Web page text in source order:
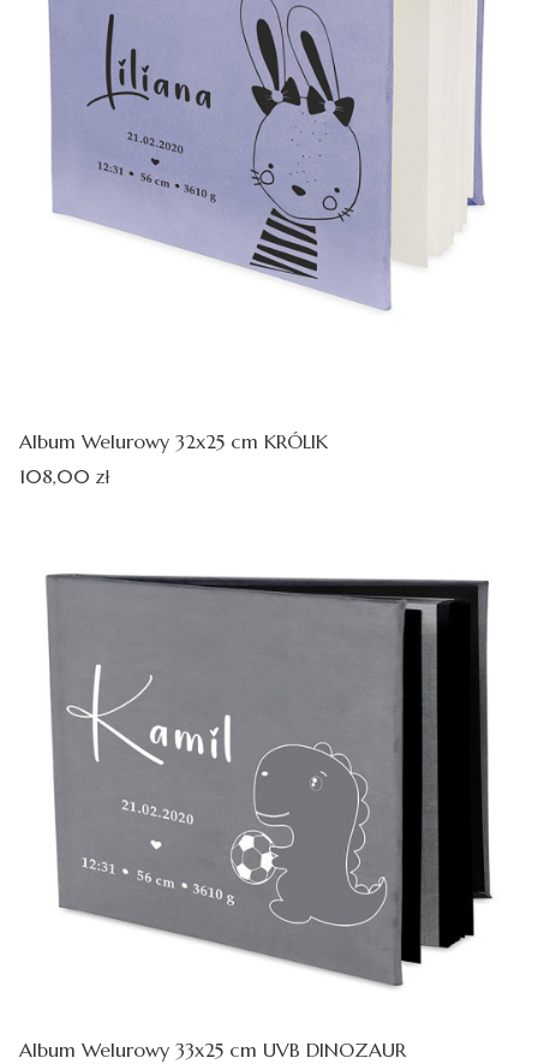
Album Welurowy 32x25 cm KRÓLIK
Cena
108,00 zł
Album Welurowy 33x25 cm UVB DINOZAUR